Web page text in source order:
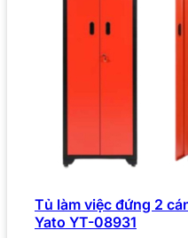
Tủ làm việc đứng 2
Yato YT-08931